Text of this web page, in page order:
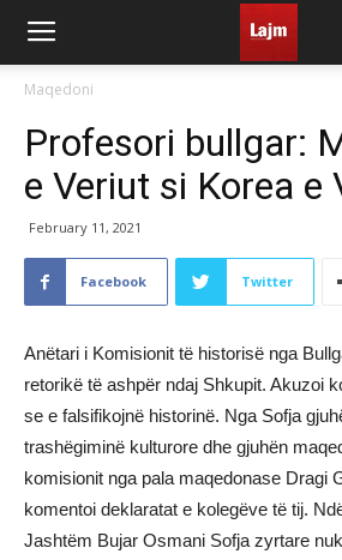
Maqedoni
Profesori bullgar:
e Veriut si Korea e
February 11, 2021
Facebook Twitter
Anëtari i Komisionit të historisë nga
retorikë të ashpër ndaj Shkupit. Akuzoi
se e falsifikojnë historinë. Nga Sofja
trashëgiminë kulturore dhe gjuhën
komisionit nga pala maqedonase Dragi
komentoi deklaratat e kolegëve të tij.
Jashtëm Bujar Osmani Sofja zyrtare